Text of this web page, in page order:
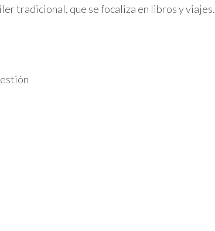
tradicional, que se focaliza en libros y viajes.